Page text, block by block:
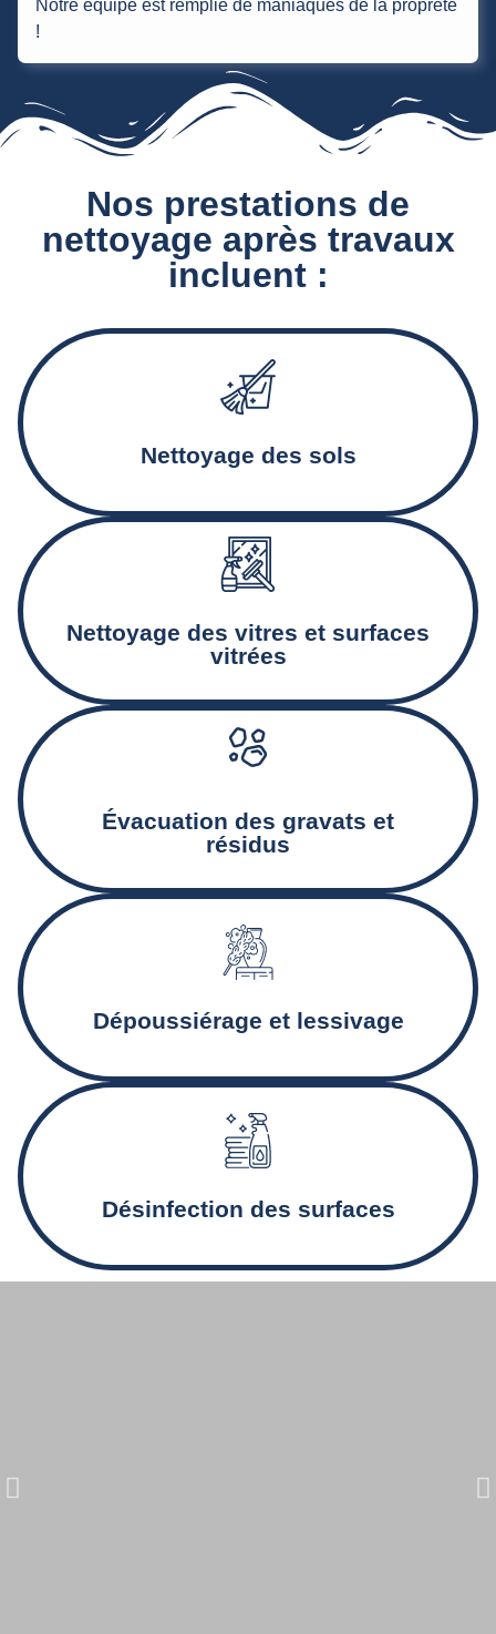
!
Nos prestations de
nettoyage après travaux
incluent :
Nettoyage des sols
Aspiration et décapage des sols, traitement des résidus et
Nettoyage des vitres et surfaces
vitrées
Évacuation des gravats et
résidus
issus du chantier.
Dépoussiérage et lessivage
Nettoyage des murs, plinthes, et autres surfaces pour
Désinfection des surfaces
Désinfection des sanitaires et nettoyage en profondeur